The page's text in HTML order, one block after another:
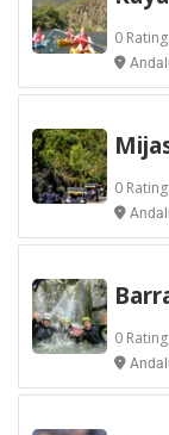
0 Rating
0 Rating
0 Rating